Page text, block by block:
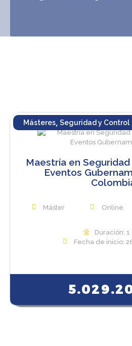
Másteres ,Seguridad y Control
Maestría en
Eventos
Máster Online
Duración: 1
Fecha de inicio: